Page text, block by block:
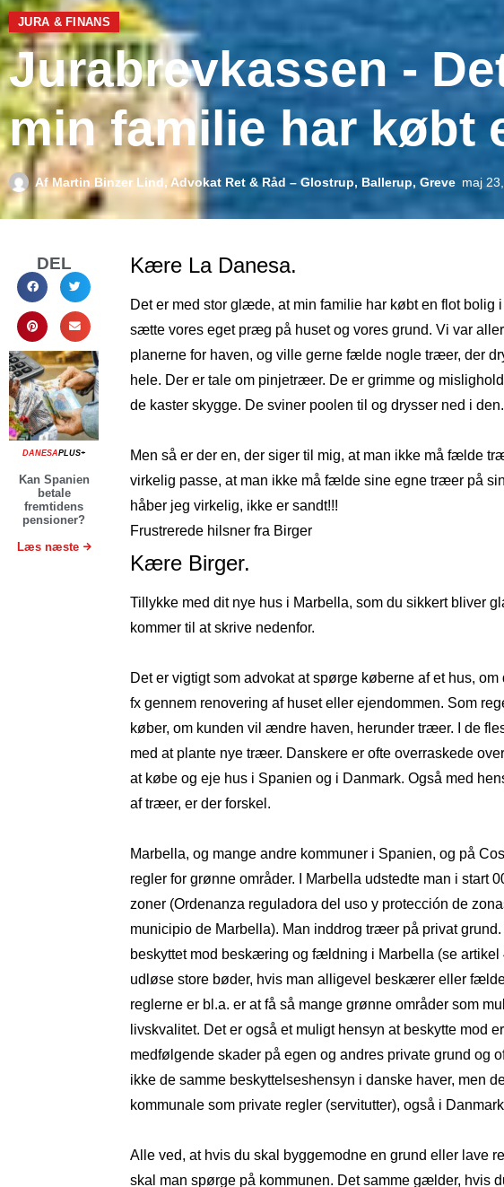
JURA & FINANS
Jurabrevkassen -
min familie har købt
AfMartin Binzer Lind, Advokat Ret & Råd – Glostrup, Ballerup, Greve maj
DEL
DANESAPLUS+
Kan Spanien
betale
fremtidens
pensioner?
Læs næste
Kære La Danesa.
Det er med stor glæde, at min familie har købt en flot
sætte vores eget præg på huset og vores grund. Vi var
planerne for haven, og ville gerne fælde nogle træer, der
hele. Der er tale om pinjetræer. De er grimme og
de kaster skygge. De sviner poolen til og drysser ned i den.
Men så er der en, der siger til mig, at man ikke må fælde
virkelig passe, at man ikke må fælde sine egne træer på
håber jeg virkelig, ikke er sandt!!!
Frustrerede hilsner fra Birger
Kære Birger.
Tillykke med dit nye hus i Marbella, som du sikkert bliver
kommer til at skrive nedenfor.
Det er vigtigt som advokat at spørge køberne af et hus,
fx gennem renovering af huset eller ejendommen. Som
køber, om kunden vil ændre haven, herunder træer. I de
med at plante nye træer. Danskere er ofte overraskede
at købe og eje hus i Spanien og i Danmark. Også med
af træer, er der forskel.
Marbella, og mange andre kommuner i Spanien, og på
regler for grønne områder. I Marbella udstedte man i start
zoner (Ordenanza reguladora del uso y protección de
municipio de Marbella). Man inddrog træer på privat
beskyttet mod beskæring og fældning i Marbella (se
udløse store bøder, hvis man alligevel beskærer eller
reglerne er bl.a. er at få så mange grønne områder som
livskvalitet. Det er også et muligt hensyn at beskytte mod
medfølgende skader på egen og andres private grund og
ikke de samme beskyttelseshensyn i danske haver, men
kommunale som private regler (servitutter), også i
Alle ved, at hvis du skal byggemodne en grund eller lave
skal man spørge på kommunen. Det samme gælder, hvis